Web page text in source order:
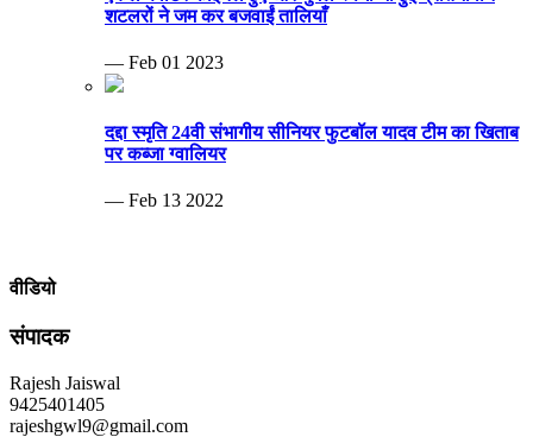
शटलरों ने जम कर बजवाईं तालियाँ
— Feb 01 2023
दद्दा स्मृति 24वी संभागीय सीनियर फुटबॉल यादव टीम का खिताब
पर कब्जा ग्वालियर
— Feb 13 2022
वीडियो
संपादक
Rajesh Jaiswal
9425401405
rajeshgwl9@gmail.com